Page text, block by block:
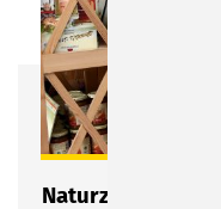
Naturzauber